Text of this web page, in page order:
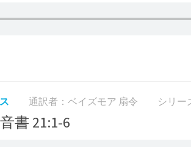
通訳者：ベイズモア 扇令 シリー
書 21:1-6